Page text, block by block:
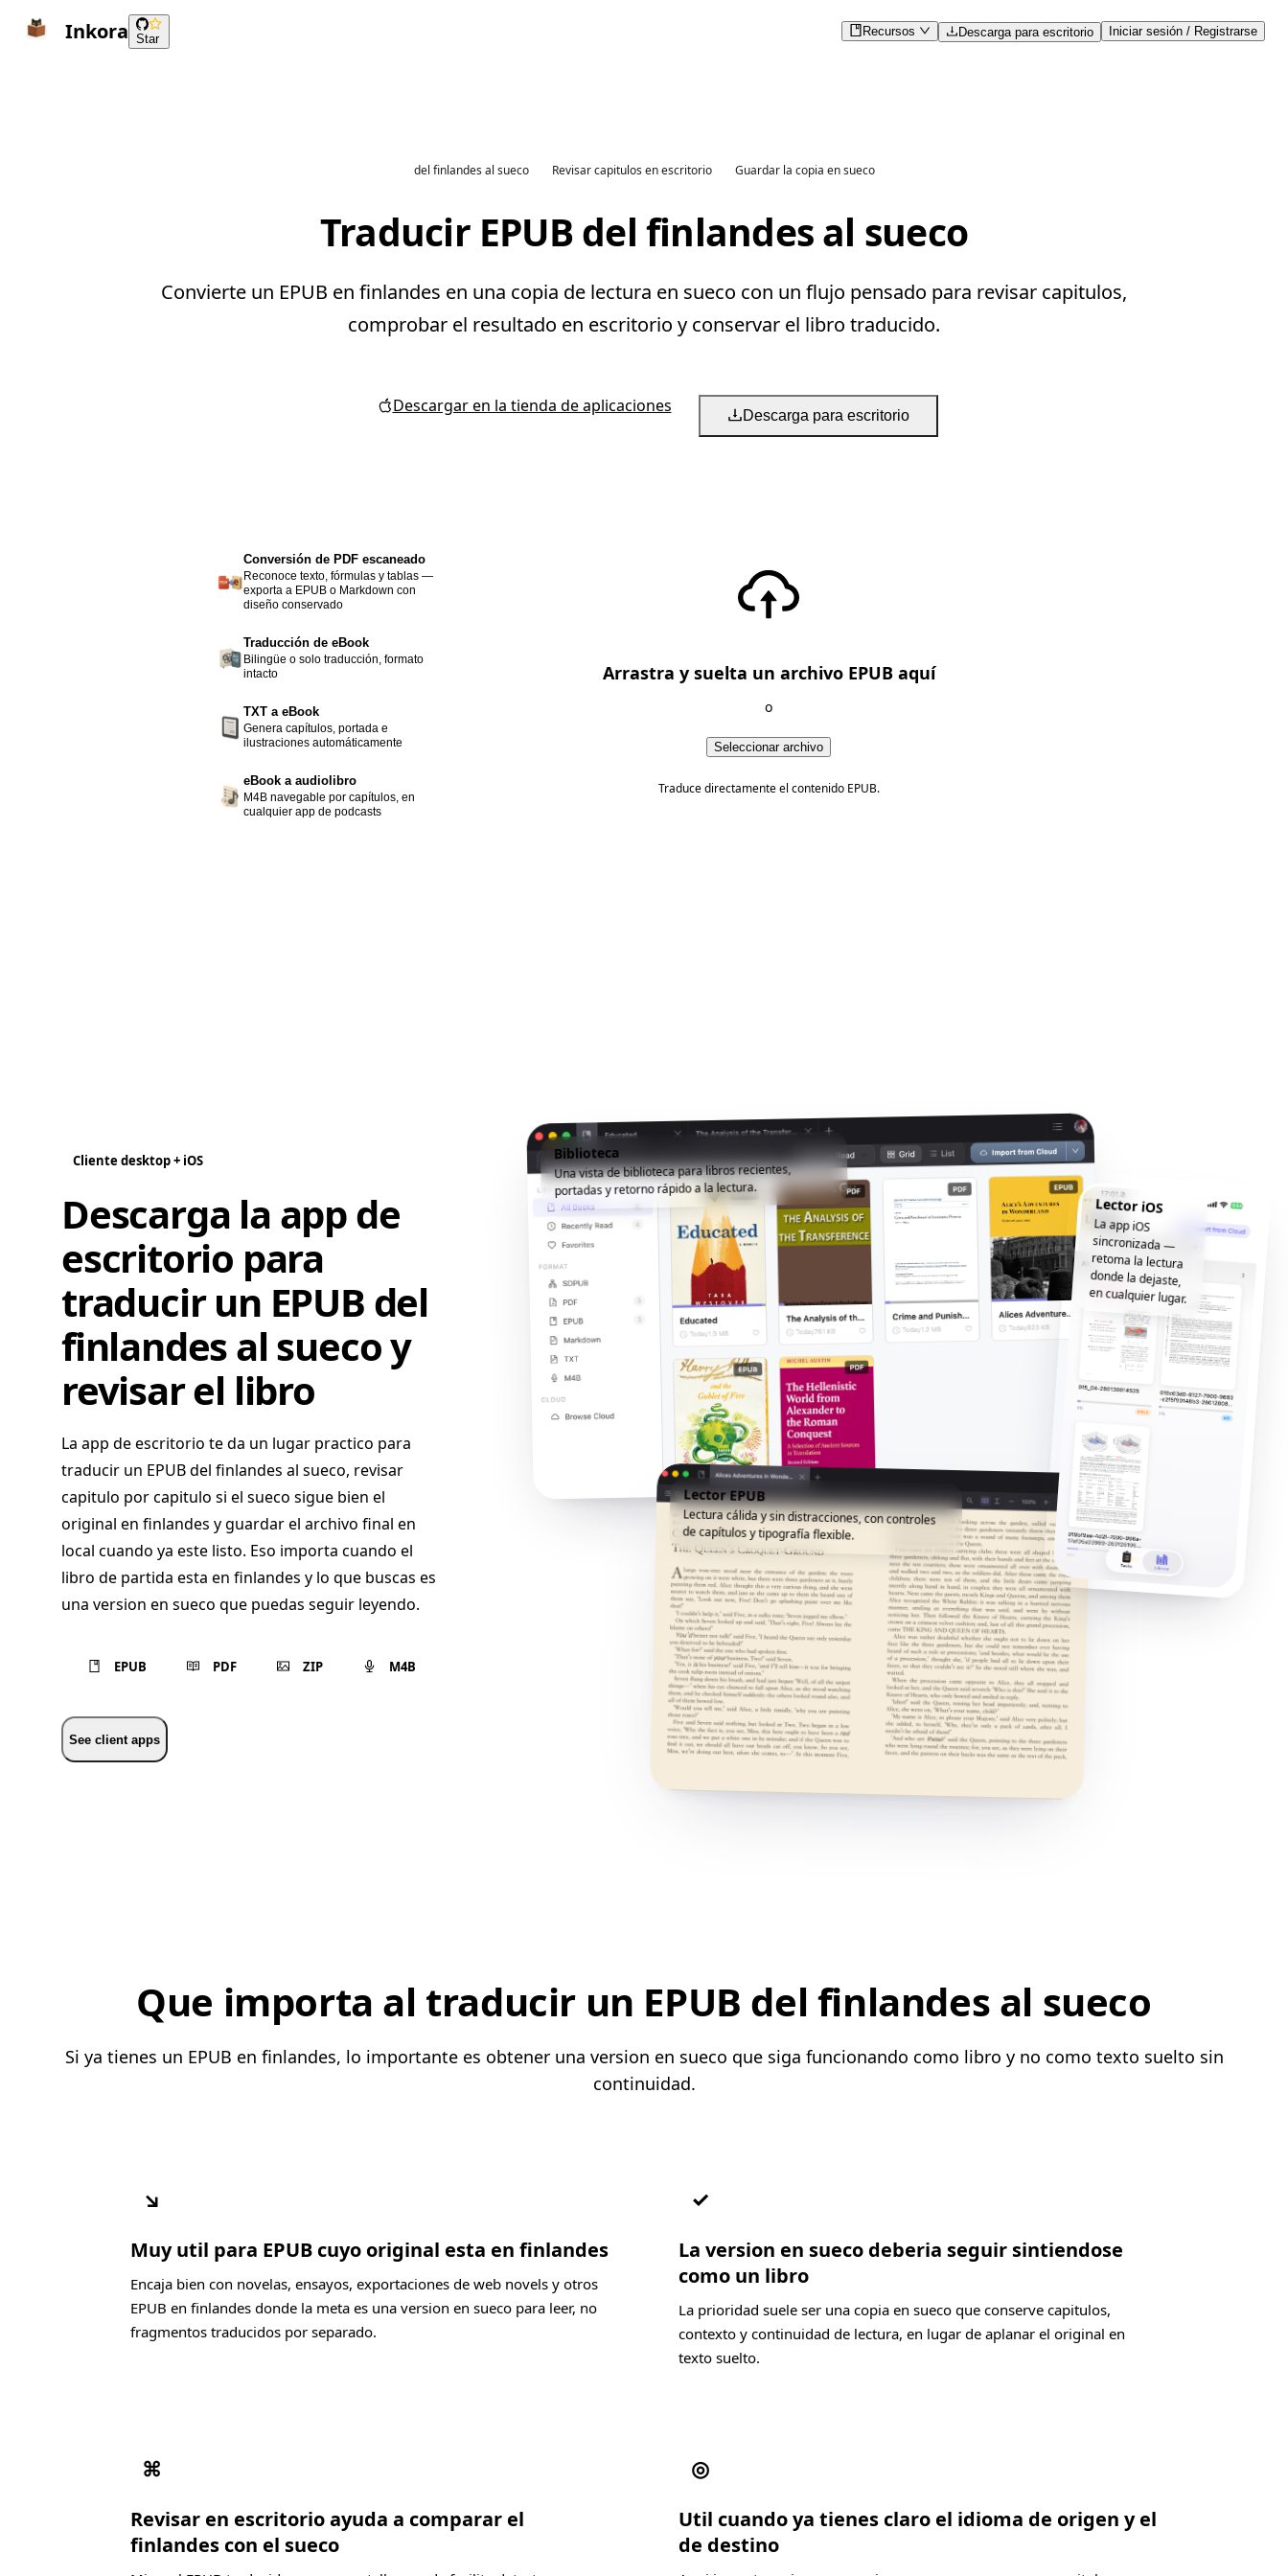
Inkora Star
Recursos Descarga para escritorio Iniciar sesión / Registrarse
del finlandes al sueco Revisar capitulos en escritorio Guardar la copia en sueco
Traducir EPUB del finlandes al sueco
Convierte un EPUB en finlandes en una copia de lectura en sueco con un flujo pensado para revisar capitulos,
comprobar el resultado en escritorio y conservar el libro traducido.
Descargar en la tienda de aplicaciones Descarga para escritorio
Conversión de PDF escaneado
Reconoce texto, fórmulas y tablas —
exporta a EPUB o Markdown con
diseño conservado
Traducción de eBook
Bilingüe o solo traducción, formato
intacto
TXT a eBook
Genera capítulos, portada e
ilustraciones automáticamente
eBook a audiolibro
M4B navegable por capítulos, en
cualquier app de podcasts
Arrastra y suelta un archivo EPUB aquí
o
Seleccionar archivo
Traduce directamente el contenido EPUB.
Cliente desktop + iOS
Descarga la app de
escritorio para
traducir un EPUB del
finlandes al sueco y
revisar el libro
La app de escritorio te da un lugar practico para
traducir un EPUB del finlandes al sueco, revisar
capitulo por capitulo si el sueco sigue bien el
original en finlandes y guardar el archivo final en
local cuando ya este listo. Eso importa cuando el
libro de partida esta en finlandes y lo que buscas es
una version en sueco que puedas seguir leyendo.
EPUB PDF ZIP M4B
See client apps
Biblioteca
Una vista de biblioteca para libros recientes,
portadas y retorno rápido a la lectura.
Lector EPUB
Lectura cálida y sin distracciones, con controles
de capítulos y tipografía flexible.
Lector iOS
La app iOS
sincronizada —
retoma la lectura
donde la dejaste,
en cualquier lugar.
Que importa al traducir un EPUB del finlandes al sueco
Si ya tienes un EPUB en finlandes, lo importante es obtener una version en sueco que siga funcionando como libro y no como texto suelto sin
continuidad.
↘
Muy util para EPUB cuyo original esta en finlandes
Encaja bien con novelas, ensayos, exportaciones de web novels y otros
EPUB en finlandes donde la meta es una version en sueco para leer, no
fragmentos traducidos por separado.
✓
La version en sueco deberia seguir sintiendose
como un libro
La prioridad suele ser una copia en sueco que conserve capitulos,
contexto y continuidad de lectura, en lugar de aplanar el original en
texto suelto.
⌘
Revisar en escritorio ayuda a comparar el
finlandes con el sueco
◎
Util cuando ya tienes claro el idioma de origen y el
de destino